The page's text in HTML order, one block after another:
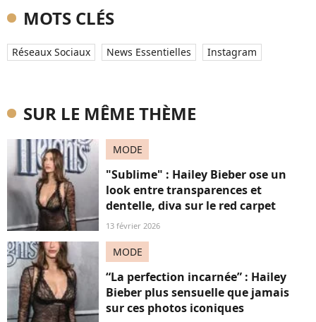
MOTS CLÉS
Réseaux Sociaux News Essentielles Instagram
SUR LE MÊME THÈME
MODE
"Sublime" : Hailey Bieber ose un
look entre transparences et
dentelle, diva sur le red carpet
13 février 2026
MODE
“La perfection incarnée” : Hailey
Bieber plus sensuelle que jamais
sur ces photos iconiques